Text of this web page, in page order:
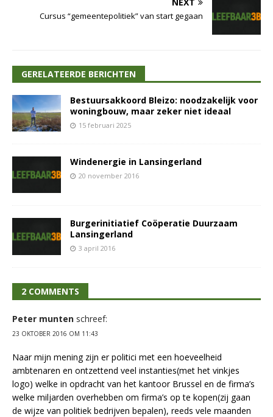
Cursus “gemeentepolitiek” van start gegaan
GERELATEERDE BERICHTEN
Bestuursakkoord Bleizo: noodzakelijk voor
woningbouw, maar zeker niet ideaal
15 februari 2025
Windenergie in Lansingerland
20 november 2016
Burgerinitiatief Coöperatie Duurzaam
Lansingerland
3 april 2016
2 COMMENTS
Peter munten schreef:
23 OKTOBER 2016 OM 11:43
Naar mijn mening zijn er politici met een hoeveelheid
ambtenaren en ontzettend veel instanties(met het vinkjes
logo) welke in opdracht van het kantoor Brussel en de firma’s
welke miljarden overhebben om firma’s op te kopen(zij gaan
de wijze van politiek bedrijven bepalen), reeds vele maanden